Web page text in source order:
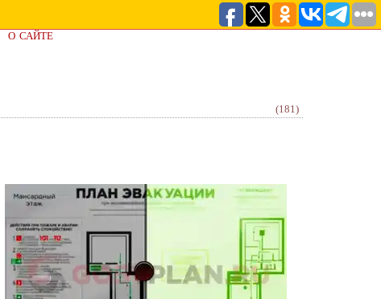
О САЙТЕ
(181)